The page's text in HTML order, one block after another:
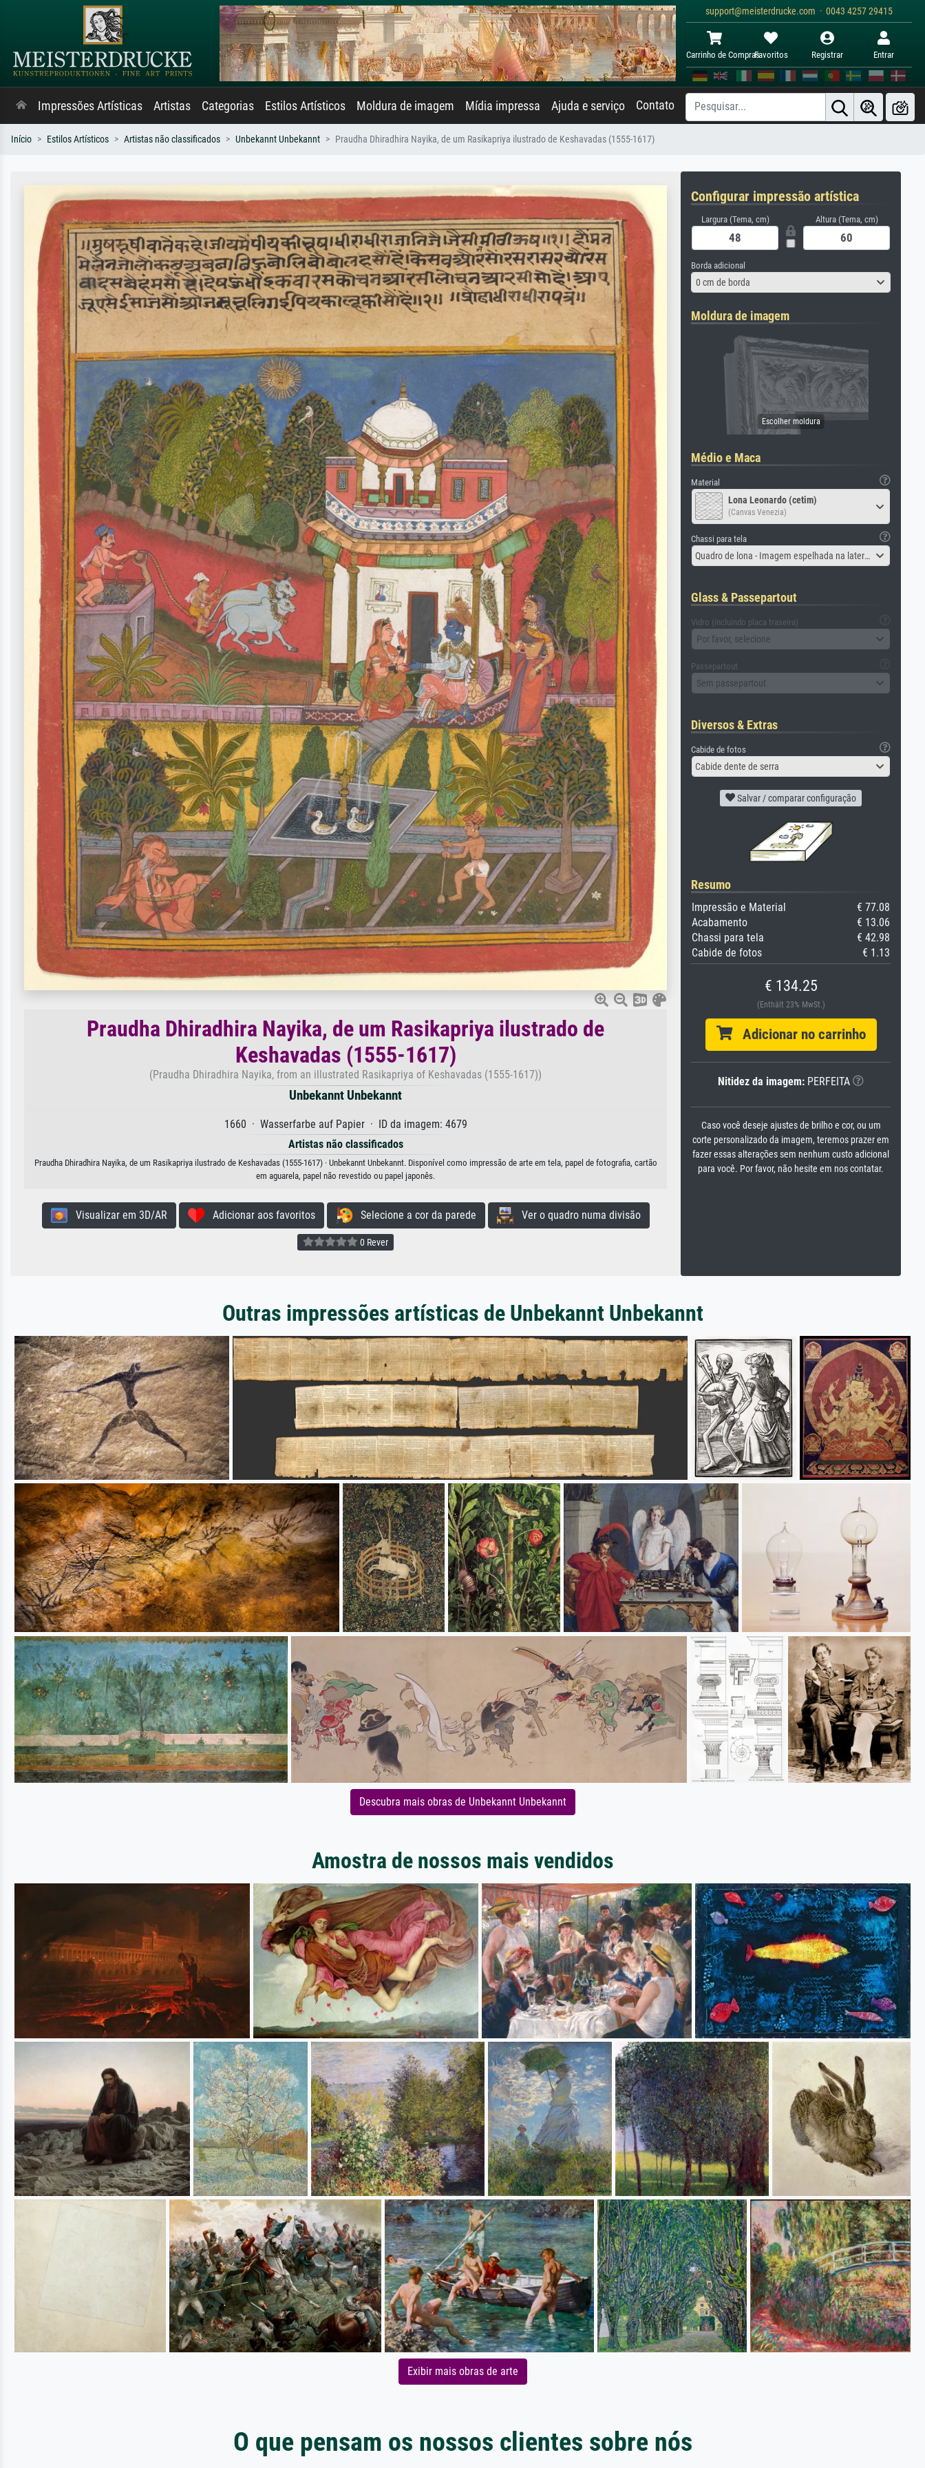
support@meisterdrucke.com · 0043 4257 29415
Carrinho de ComprasFavoritos Registrar Entrar
Impressões Artísticas Artistas Categorias Estilos Artísticos Moldura de imagem Mídia impressa Ajuda e serviço Contato
Início Estilos Artísticos Artistas não classificados Unbekannt Unbekannt Praudha Dhiradhira Nayika, de um Rasikapriya ilustrado de Keshavadas (1555-1617)
Praudha Dhiradhira Nayika, de um Rasikapriya ilustrado de
Keshavadas (1555-1617)
(Praudha Dhiradhira Nayika, from an illustrated Rasikapriya of Keshavadas (1555-1617))
Unbekannt Unbekannt
1660 · Wasserfarbe auf Papier · ID da imagem: 4679
Artistas não classificados
Praudha Dhiradhira Nayika, de um Rasikapriya ilustrado de Keshavadas (1555-1617) · Unbekannt Unbekannt. Disponível como impressão de arte em tela, papel de fotografia, cartão
em aguarela, papel não revestido ou papel japonês.
Visualizar em 3D/AR Adicionar aos favoritos Selecione a cor da parede Ver o quadro numa divisão
0 Rever
Configurar impressão artística
Largura (Tema, cm) Altura (Tema, cm)
Borda adicional
0 cm de borda
Moldura de imagem
Médio e Maca
Material
Lona Leonardo (cetim)
(Canvas Venezia)
Chassi para tela
Quadro de lona - Imagem espelhada na lateral
Glass & Passepartout
Vidro (incluindo placa traseira)
Por favor, selecione
Passepartout
Sem passepartout
Diversos & Extras
Cabide de fotos
Cabide dente de serra
Salvar / comparar configuração
Resumo
Impressão e Material
€ 77.08
Acabamento
€ 13.06
Chassi para tela
€ 42.98
Cabide de fotos
€ 1.13
€ 134.25
(Enthält 23% MwSt.)
Adicionar no carrinho
Nitidez da imagem: PERFEITA
Caso você deseje ajustes de brilho e cor, ou um
corte personalizado da imagem, teremos prazer em
fazer essas alterações sem nenhum custo adicional
para você. Por favor, não hesite em nos contatar.
Outras impressões artísticas de Unbekannt Unbekannt
Descubra mais obras de Unbekannt Unbekannt
Amostra de nossos mais vendidos
Exibir mais obras de arte
O que pensam os nossos clientes sobre nós